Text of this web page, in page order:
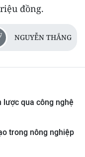
đồng.
NGUYỄN THẮNG
qua công nghệ
trong nông nghiệp